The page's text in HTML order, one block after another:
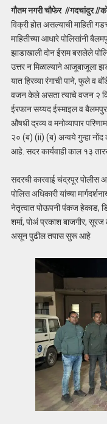
गौतम नगरी चौफेर //गदचांदुर //
विक्री होत असल्याची माहिती
माहितीच्या आधारे पोलिसांनी
झाडाखाली दोन ईसम बसलेले
उत्तर न मिळाल्याने आजूबाजूला
यात हिरव्या रंगाची पाने, फुले व
वजन केले असता त्याचे वजन २
ईरफान सय्यद ईस्माइल व
औषधी द्रव्य व मनोव्यापार
२० (ब) (ii) (ब) अन्वये गुन्हा
आहे. सदर कार्यवाही काल १३
सदरची कारवाई चंद्रपूर पोलीस
पोलिस अधिकारी यांच्या
नेतृत्वात पोऊपनी पंकज हेकाड,
शर्मा, पोअं प्रकाश बाजगीर, सूरज
असून पुढील तपास सुरू आहे